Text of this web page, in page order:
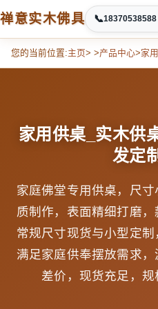
禅意实木佛具 📞18370538588
您的当前位置:主页> >产品中心>家
家用供桌_实木供
发定
家庭佛堂专用供桌，尺
质制作，表面精细打磨
常规尺寸现货与小型定制
满足家庭供奉摆放需求
差价，现货充足，规